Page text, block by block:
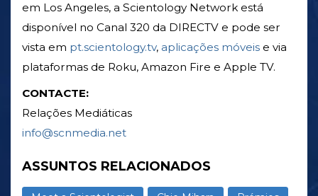
em Los Angeles, a Scientology Network está
disponível no Canal 320 da DIRECTV e pode ser
vista em pt.scientology.tv, aplicações móveis e via
plataformas de Roku, Amazon Fire e Apple TV.
CONTACTE:
Relações Mediáticas
info@scnmedia.net
ASSUNTOS RELACIONADOS